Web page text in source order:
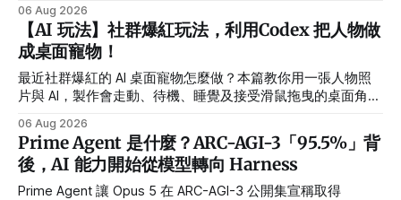
06 Aug 2026
【AI 玩法】社群爆紅玩法，利用Codex 把人物做
成桌面寵物！
最近社群爆紅的 AI 桌面寵物怎麼做？本篇教你用一張人物照
片與 AI，製作會走動、待機、睡覺及接受滑鼠拖曳的桌面角
06 Aug 2026
Prime Agent 是什麼？ARC-AGI-3「95.5%」背
後，AI 能力開始從模型轉向 Harness
Prime Agent 讓 Opus 5 在 ARC-AGI-3 公開集宣稱取得